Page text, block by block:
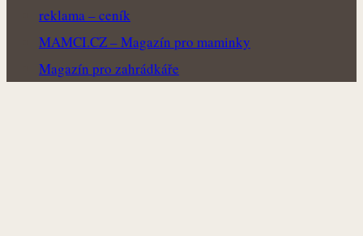
reklama – ceník
MAMCI.CZ – Magazín pro maminky
Magazín pro zahrádkáře